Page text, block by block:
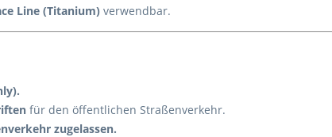
Line (Titanium) verwendbar.
für den öffentlichen Straßenverkehr.
zugelassen.